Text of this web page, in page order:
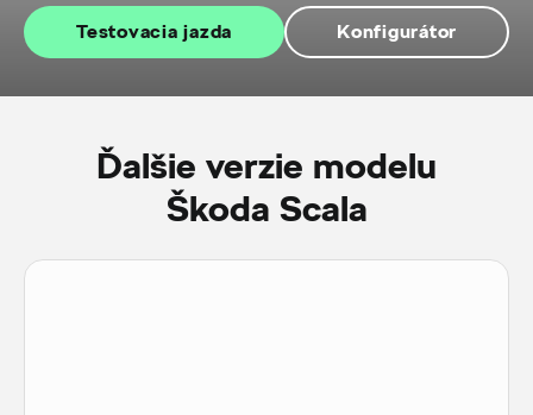
Testovacia jazda Konfigurátor
Ďalšie verzie modelu
Škoda Scala